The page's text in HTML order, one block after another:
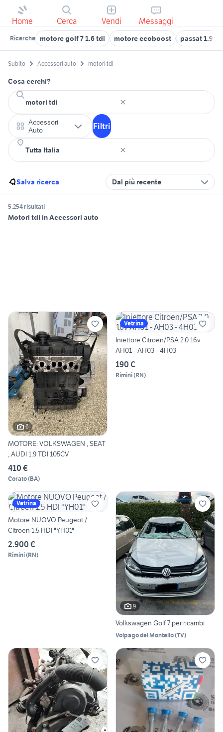
Home Cerca Vendi Messaggi
Ricerche motore golf 7 1.6 tdi motore ecoboost passat 1.9
Subito Accessori auto motori tdi
Cosa cerchi?
Accessori
Auto
Filtri
Salva ricerca Dal più recente
5.254 risultati
Motori tdi in Accessori auto
6
MOTORE: VOLKSWAGEN , SEAT
, AUDI 1.9 TDI 105CV
410 €
Corato(BA)
Vetrina
Iniettore Citroen/PSA 2.0 16v
AH01 - AH03 - 4H03
190 €
Rimini(RN)
Vetrina
Motore NUOVO Peugeot /
Citroen 1.5 HDI "YH01"
2.900 €
Rimini(RN)
9
Volkswagen Golf 7 per ricambi
Volpago del Montello(TV)